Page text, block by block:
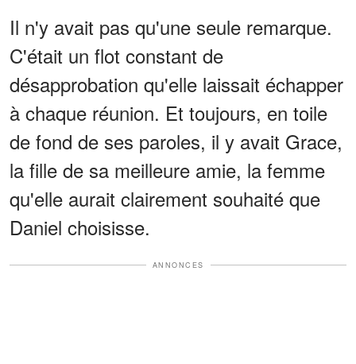
Il n'y avait pas qu'une seule remarque.
C'était un flot constant de
désapprobation qu'elle laissait échapper
à chaque réunion. Et toujours, en toile
de fond de ses paroles, il y avait Grace,
la fille de sa meilleure amie, la femme
qu'elle aurait clairement souhaité que
Daniel choisisse.
ANNONCES